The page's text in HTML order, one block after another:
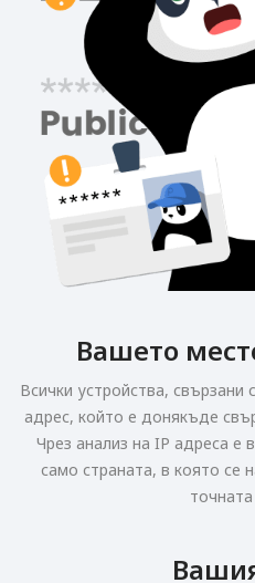
Вашето
Всички устройства,
адрес, който е донякъде
Чрез анализ на IP адреса е
само страната, в която се